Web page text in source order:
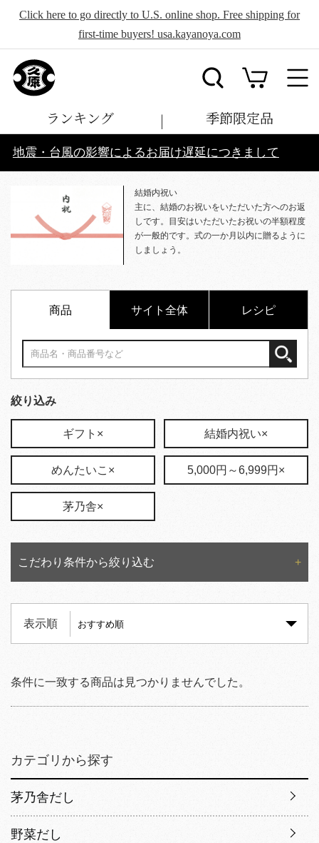
Click here to go directly to U.S. online shop. Free shipping for
first-time buyers! usa.kayanoya.com
ランキング 季節限定品
地震・台風の影響によるお届け遅延につきまして
結婚内祝い
主に、結婚のお祝いをいただいた方へのお返
しです。目安はいただいたお祝いの半額程度
が一般的です。式の一か月以内に贈るように
しましょう。
商品 サイト全体 レシピ
絞り込み
ギフト× 結婚内祝い×
めんたいこ× 5,000円～6,999円×
茅乃舎×
こだわり条件から絞り込む
表示順
条件に一致する商品は見つかりませんでした。
カテゴリから探す
茅乃舎だし
野菜だし